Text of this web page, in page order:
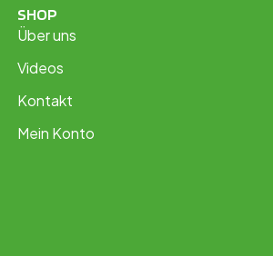
SHOP
Über uns
Videos
Kontakt
Mein Konto